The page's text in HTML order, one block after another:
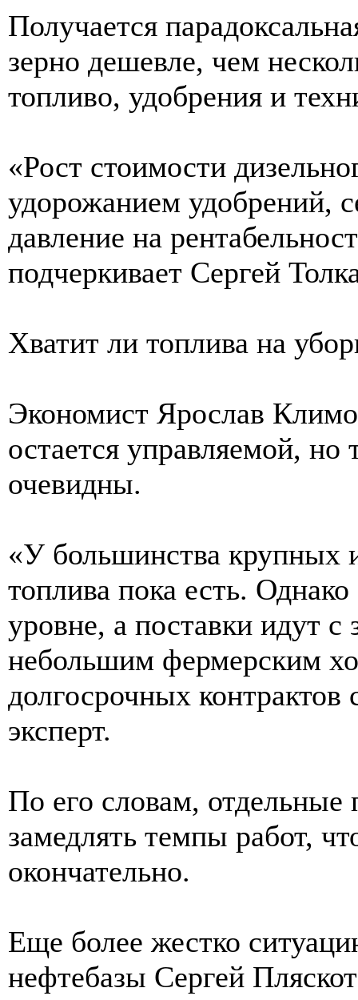
Получается
зерно дешевле, чем
топливо, удобрения и
«Рост стоимости
удорожанием удобрений,
давление на
подчеркивает Сергей
Хватит ли топлива на
Экономист Ярослав
остается управляемой,
очевидны.
«У большинства крупных
топлива пока есть.
уровне, а поставки идут
небольшим фермерским
долгосрочных
эксперт.
По его словам,
замедлять темпы работ,
окончательно.
Еще более жестко
нефтебазы Сергей